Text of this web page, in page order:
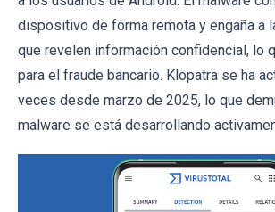
dispositivo de forma remota y engaña a
que revelen información confidencial, lo
para el fraude bancario. Klopatra se ha
veces desde marzo de 2025, lo que
malware se está desarrollando